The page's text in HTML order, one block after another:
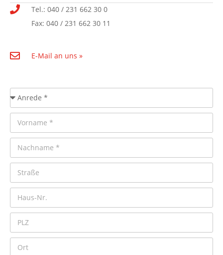
Tel.: 040 / 231 662 30 0
Fax: 040 / 231 662 30 11
E-Mail an uns »